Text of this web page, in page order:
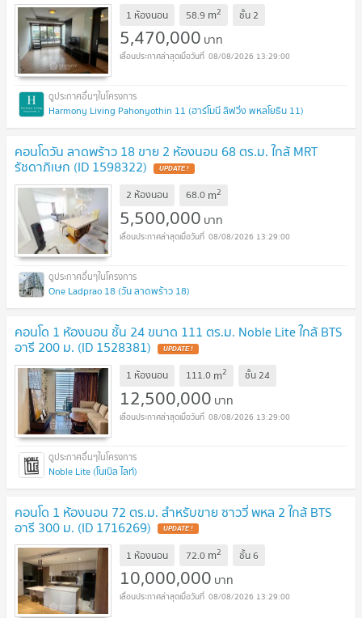
1 ห้องนอน 58.9 m2 ชั้น2
5,470,000 บาท
08/08/2026 13:29:00
Harmony Living Pahonyothin 11 (ฮาร์โมนี ลิฟวิ่ง พหลโยธิน 11)
คอนโดวัน ลาดพร้าว 18 ขาย 2 ห้องนอน 68 ตร.ม. ใกล้ MRT
รัชดาภิเษก (ID 1598322) UPDATE !
2 ห้องนอน 68.0 m2
5,500,000 บาท
08/08/2026 13:29:00
One Ladprao 18 (วัน ลาดพร้าว 18)
คอนโด 1 ห้องนอน ชั้น 24 ขนาด 111 ตร.ม. Noble Lite ใกล้ BTS
อารี 200 ม. (ID 1528381) UPDATE !
1 ห้องนอน 111.0 m2 ชั้น24
12,500,000 บาท
08/08/2026 13:29:00
Noble Lite (โนเบิล ไลท์)
คอนโด 1 ห้องนอน 72 ตร.ม. สำหรับขาย ซาววี่ พหล 2 ใกล้ BTS
อารี 300 ม. (ID 1716269) UPDATE !
1 ห้องนอน 72.0 m2 ชั้น6
10,000,000 บาท
08/08/2026 13:29:00